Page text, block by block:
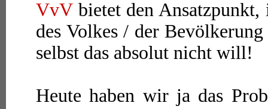
VvVbietet den
des Volkes / der
selbst das absolut nicht will!
Heute haben wir ja das